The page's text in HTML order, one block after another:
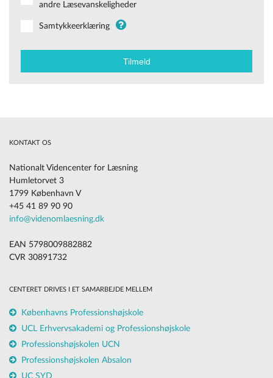
andre Læsevanskeligheder
Samtykkeerklæring
KONTAKT OS
Nationalt Videncenter for Læsning
Humletorvet 3
1799 København V
+45 41 89 90 90
info@videnomlaesning.dk
EAN 5798009882882
CVR 30891732
CENTERET DRIVES I ET SAMARBEJDE MELLEM
Københavns Professionshøjskole
UCL Erhvervsakademi og Professionshøjskole
Professionshøjskolen UCN
Professionshøjskolen Absalon